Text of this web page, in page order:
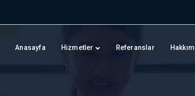
Anasayfa Hizmetler Referanslar